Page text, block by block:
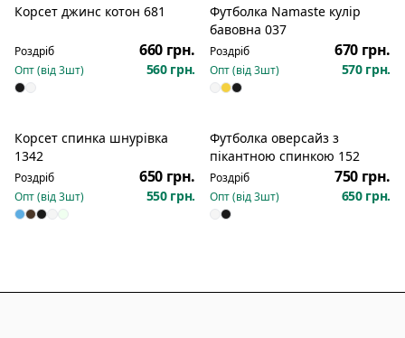
Корсет джинс котон 681
Роздріб 660 грн.
Опт (від3шт) 560 грн.
Новинка
Футболка Namaste кулір
бавовна 037
Роздріб 670 грн.
Опт (від3шт) 570 грн.
Новинка
Корсет спинка шнурівка
1342
Роздріб 650 грн.
Опт (від3шт) 550 грн.
Футболка оверсайз з
пікантною спинкою 152
Роздріб 750 грн.
Опт (від3шт) 650 грн.